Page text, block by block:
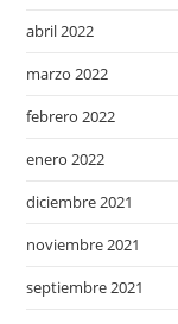
abril 2022
marzo 2022
febrero 2022
enero 2022
diciembre 2021
noviembre 2021
septiembre 2021